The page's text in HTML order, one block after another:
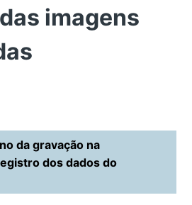
imagens
da gravação na
dos dados do